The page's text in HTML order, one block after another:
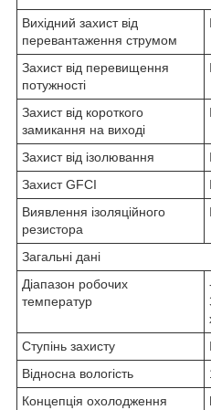
Вихідний захист від
перевантаження струмом
Захист від перевищення
потужності
Захист від короткого
замикання на виході
Захист від ізолювання
Захист GFCI
Виявлення ізоляційного
резистора
Загальні дані
Діапазон робочих
температур
Ступінь захисту
Відносна вологість
Концепція охолодження